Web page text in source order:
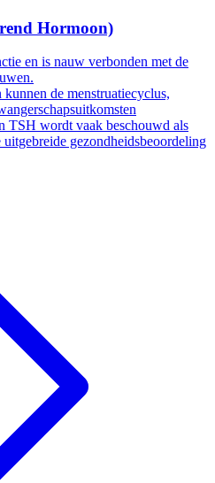
Hormoon)
en is nauw verbonden met de
de menstruatiecyclus,
TSH wordt vaak beschouwd als
uitgebreide gezondheidsbeoordeling